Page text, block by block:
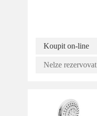
Koupit on-line
Nelze rezervovat